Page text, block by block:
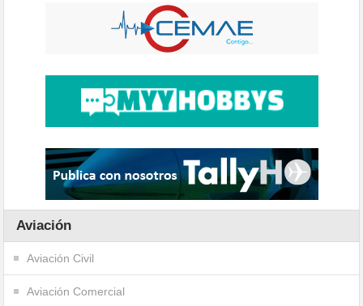
Aviación
Aviación Civil
Aviación Comercial